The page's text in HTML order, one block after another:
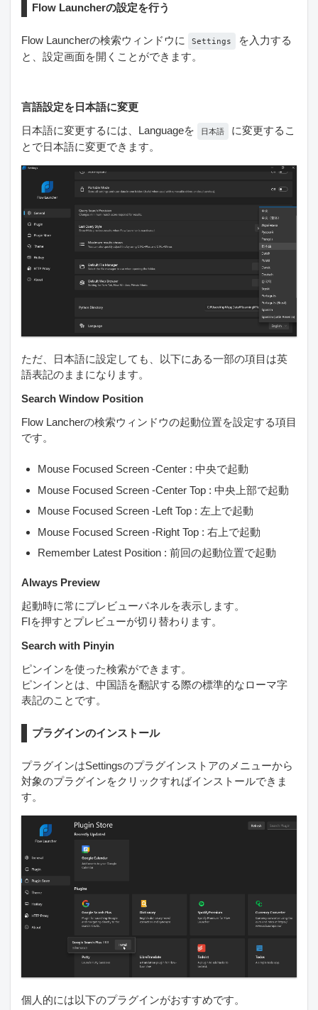
Flow Launcherの設定を行う
Flow Launcherの検索ウィンドウに Settings
を入力する
と、設定画面を開くことができます。
言語設定を日本語に変更
日本語に変更するには、Languageを
日本語
に変更するこ
とで日本語に変更できます。
ただ、日本語に設定しても、以下にある一部の項目は英
語表記のままになります。
Search Window Position
Flow Lancherの検索ウィンドウの起動位置を設定する項目
です。
Mouse Focused Screen -Center : 中央で起動
Mouse Focused Screen -Center Top : 中央上部で起動
Mouse Focused Screen -Left Top : 左上で起動
Mouse Focused Screen -Right Top : 右上で起動
Remember Latest Position : 前回の起動位置で起動
Always Preview
起動時に常にプレビューパネルを表示します。
FIを押すとプレビューが切り替わります。
Search with Pinyin
ピンインを使った検索ができます。
ピンインとは、中国語を翻訳する際の標準的なローマ字
表記のことです。
プラグインのインストール
プラグインはSettingsのプラグインストアのメニューから
対象のプラグインをクリックすればインストールできま
す。
個人的には以下のプラグインがおすすめです。